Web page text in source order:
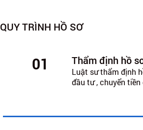
QUY TRÌNH HỒ SƠ
01 Thẩm định hồ
Luật sư thẩm định
đầu tư , chuyển tiền